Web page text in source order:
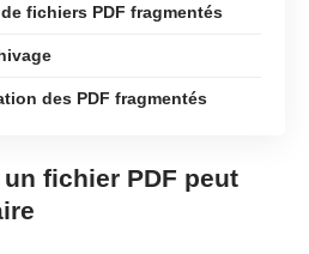
fichiers PDF fragmentés
des PDF fragmentés
fichier PDF peut